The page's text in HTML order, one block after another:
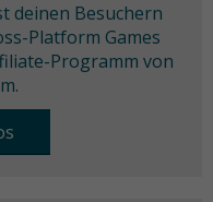
deinen Besuchern
Platform Games
Programm von